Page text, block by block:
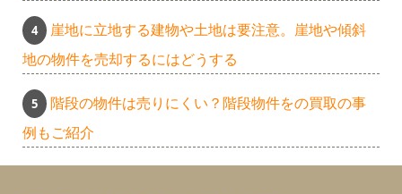
崖地に立地する建物や土地は要注意。崖地や傾斜
地の物件を売却するにはどうする
階段の物件は売りにくい？階段物件をの買取の事
例もご紹介